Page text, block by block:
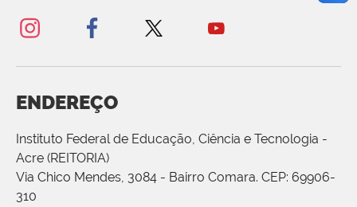
ENDEREÇO
Instituto Federal de Educação, Ciência e Tecnologia -
Acre (REITORIA)
Via Chico Mendes, 3084 - Bairro Comara. CEP: 69906-
310